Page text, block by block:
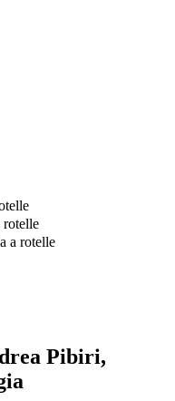
rotelle
a rotelle
Pibiri,